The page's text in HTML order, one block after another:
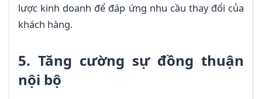
lược kinh doanh để đáp ứng nhu cầu thay đổi của
khách hàng.
5. Tăng cường sự đồng thuận
nội bộ